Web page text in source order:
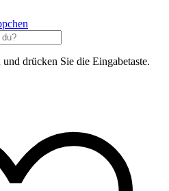
drücken Sie die Eingabetaste.